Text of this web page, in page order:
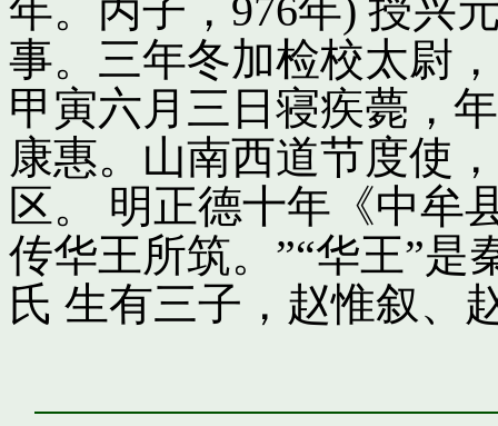
年。丙子，976年) 授兴
事。三年冬加检校太尉
甲寅六月三日寝疾薨，
康惠。山南西道节度使
区。 明正德十年《中牟
传华王所筑。”“华王”是
氏 生有三子，赵惟叙、